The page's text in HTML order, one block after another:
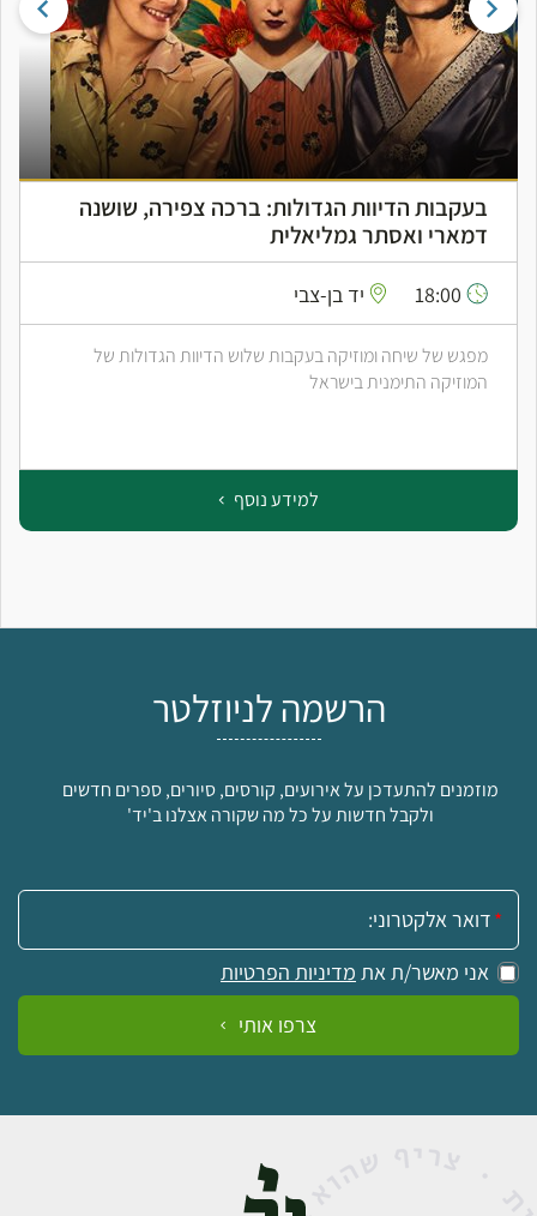
בעקבות הדיוות הגדולות: ברכה צפירה, שושנה
דמארי ואסתר גמליאלית
יד בן-צבי
מפגש של שיחה ומוזיקה בעקבות שלוש הדיוות הגדולות של
המוזיקה התימנית בישראל
למידע נוסף
הרשמה לניוזלטר
מוזמנים להתעדכן על אירועים, קורסים, סיורים, ספרים חדשים
ולקבל חדשות על כל מה שקורה אצלנו ב'יד'
אימייל:
אני מאשר/ת את מדיניות הפרטיות
צרפו אותי